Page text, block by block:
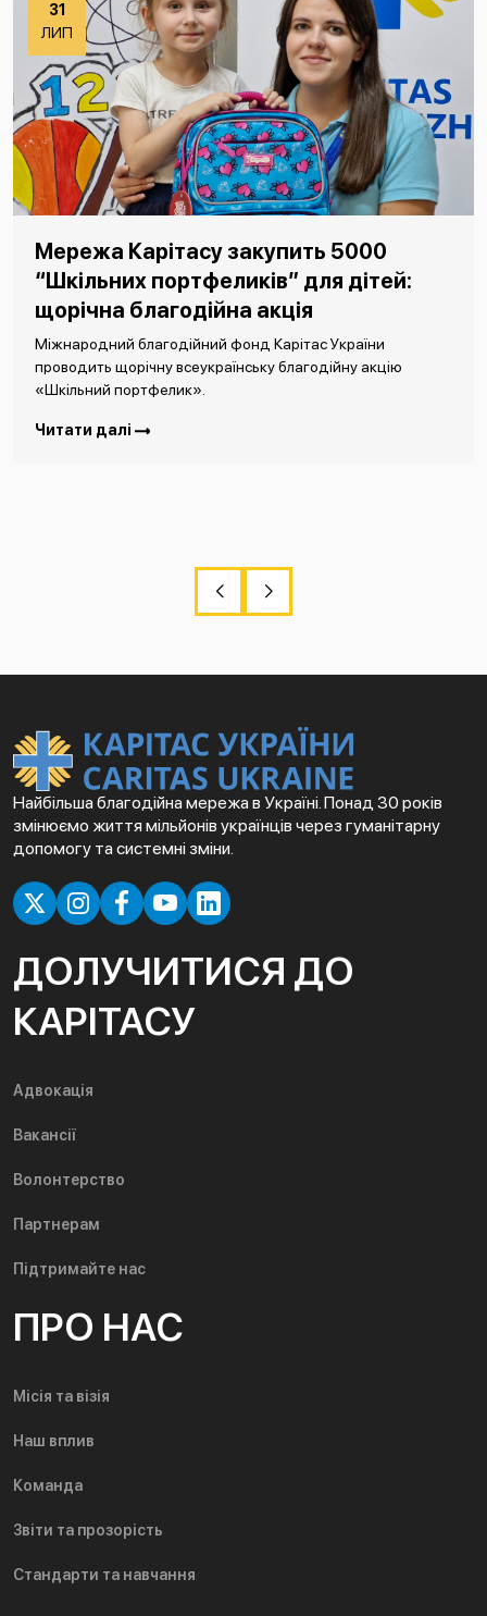
31
ЛИП
Мережа Карітасу закупить 5000
“Шкільних портфеликів” для дітей:
щорічна благодійна акція
Міжнародний благодійний фонд Карітас України
проводить щорічну всеукраїнську благодійну акцію
«Шкільний портфелик».
Читати далі
Найбільша благодійна мережа в Україні. Понад 30 років
змінюємо життя мільйонів українців через гуманітарну
допомогу та системні зміни.
ДОЛУЧИТИСЯ ДО
КАРІТАСУ
Адвокація
Вакансії
Волонтерство
Партнерам
Підтримайте нас
ПРО НАС
Місія та візія
Наш вплив
Команда
Звіти та прозорість
Стандарти та навчання